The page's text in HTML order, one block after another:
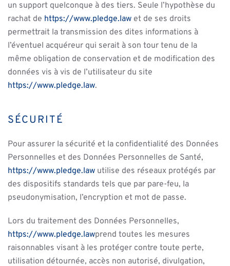
un support quelconque à des tiers. Seule l’hypothèse du
rachat de https://www.pledge.law et de ses droits
permettrait la transmission des dites informations à
l’éventuel acquéreur qui serait à son tour tenu de la
même obligation de conservation et de modification des
données vis à vis de l’utilisateur du site
https://www.pledge.law.
SÉCURITÉ
Pour assurer la sécurité et la confidentialité des Données
Personnelles et des Données Personnelles de Santé,
https://www.pledge.law utilise des réseaux protégés par
des dispositifs standards tels que par pare-feu, la
pseudonymisation, l’encryption et mot de passe.
Lors du traitement des Données Personnelles,
https://www.pledge.lawprend toutes les mesures
raisonnables visant à les protéger contre toute perte,
utilisation détournée, accès non autorisé, divulgation,